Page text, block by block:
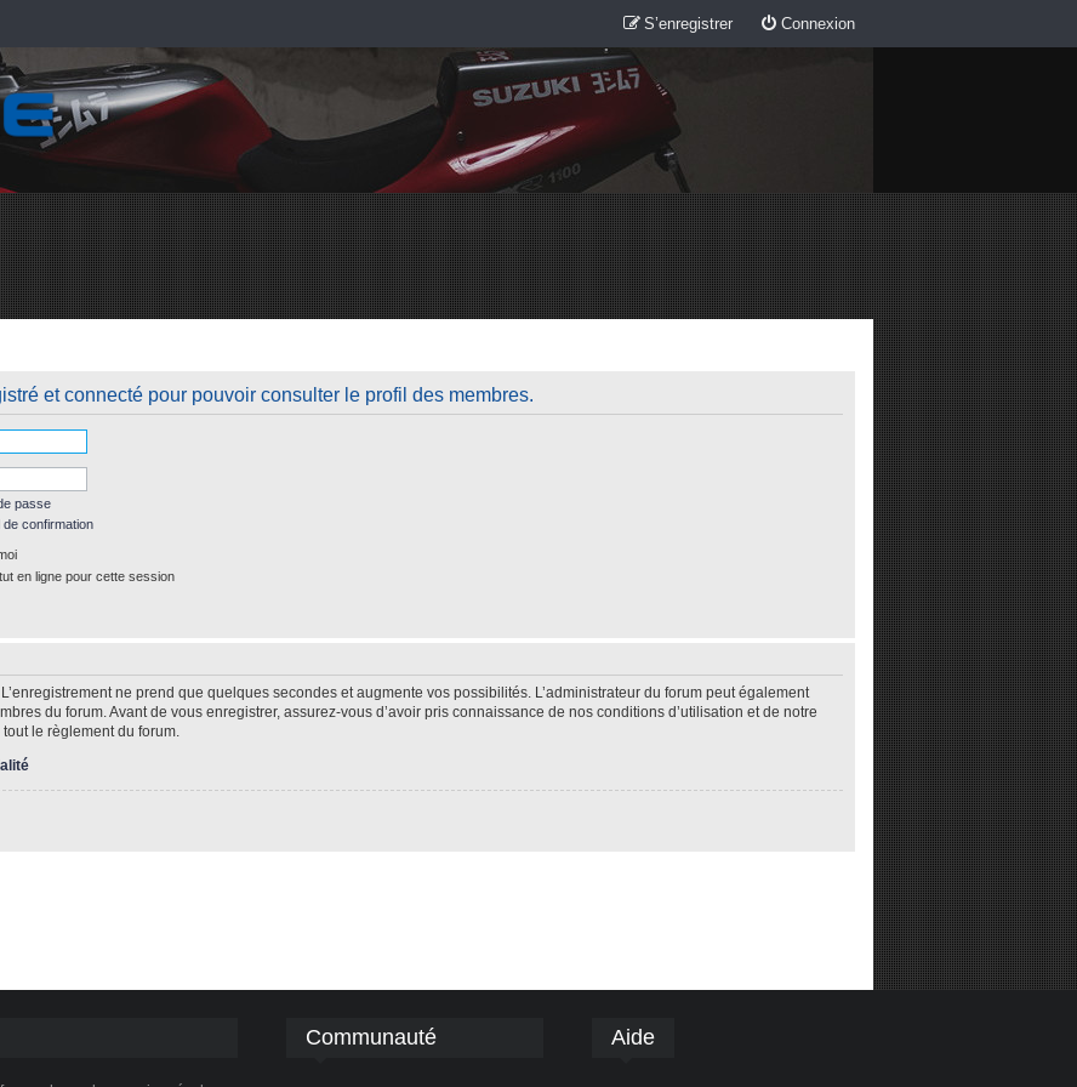
Connexion
S’enregistrer
et connecté pour pouvoir consulter le profil des membres.
passe
confirmation
en ligne pour cette session
ne prend que quelques secondes et augmente vos possibilités. L’administrateur du forum peut également
du forum. Avant de vous enregistrer, assurez-vous d’avoir pris connaissance de nos conditions d’utilisation et de notre
le règlement du forum.
Communauté Aide